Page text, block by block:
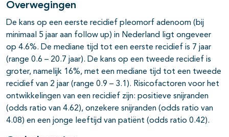
Overwegingen
De kans op een eerste recidief pleomorf adenoom (bij
minimaal 5 jaar aan follow up) in Nederland ligt ongeveer
op 4.6%. De mediane tijd tot een eerste recidief is 7 jaar
(range 0.6 – 20.7 jaar). De kans op een tweede recidief is
groter, namelijk 16%, met een mediane tijd tot een tweede
recidief van 2 jaar (range 0.9 – 3.1). Risicofactoren voor het
ontwikkelingen van een recidief zijn: positieve snijranden
(odds ratio van 4.62), onzekere snijranden (odds ratio van
4.08) en een jonge leeftijd van patiënt (odds ratio 0.42).